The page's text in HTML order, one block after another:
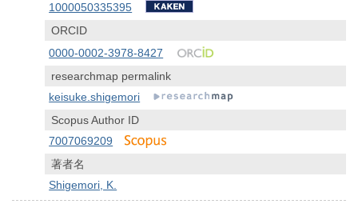
1000050335395
ORCID
0000-0002-3978-8427
researchmap permalink
keisuke.shigemori
Scopus Author ID
7007069209
著者名
Shigemori, K.